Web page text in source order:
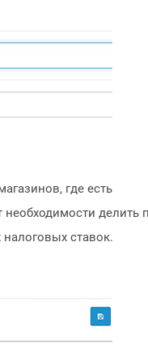
где есть
необходимости делить
ставок.